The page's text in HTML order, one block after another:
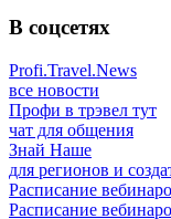
В соцсетях
Profi.Travel.News
все новости
Профи в трэвел тут
чат для общения
Знай Наше
для регионов и
Расписание
Расписание